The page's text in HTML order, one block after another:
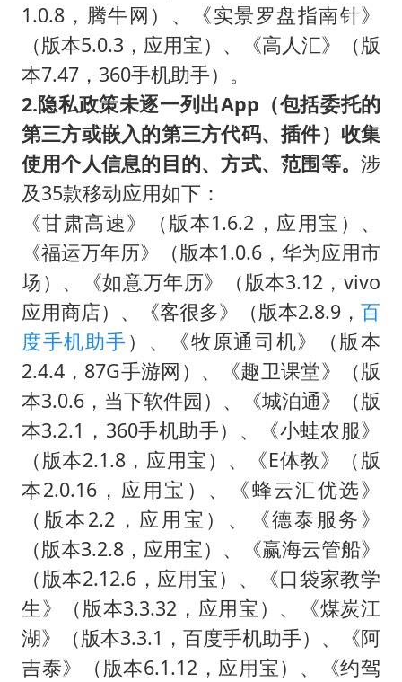
1.0.8，腾牛网）、《实景罗盘指南针》
（版本5.0.3，应用宝）、《高人汇》（版
本7.47，360手机助手）。
2.隐私政策未逐一列出App（包括委托的
第三方或嵌入的第三方代码、插件）收集
使用个人信息的目的、方式、范围等。涉
及35款移动应用如下：
《甘肃高速》（版本1.6.2，应用宝）、
《福运万年历》（版本1.0.6，华为应用市
场）、《如意万年历》（版本3.12，vivo
应用商店）、《客很多》（版本2.8.9，百
度手机助手 ）、《牧原通司机》（版本
2.4.4，87G手游网）、《趣卫课堂》（版
本3.0.6，当下软件园）、《城泊通》（版
本3.2.1，360手机助手）、《小蛙农服》
（版本2.1.8，应用宝）、《E体教》（版
本2.0.16，应用宝）、《蜂云汇优选》
（版本2.2，应用宝）、《德泰服务》
（版本3.2.8，应用宝）、《赢海云管船》
（版本2.12.6，应用宝）、《口袋家教学
生》（版本3.3.32，应用宝）、《煤炭江
湖》（版本3.3.1，百度手机助手）、《阿
吉泰》（版本6.1.12，应用宝）、《约驾